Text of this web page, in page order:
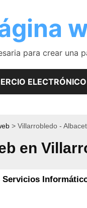
para crear una
ELECTRÓNICO
Villarrobledo -
en